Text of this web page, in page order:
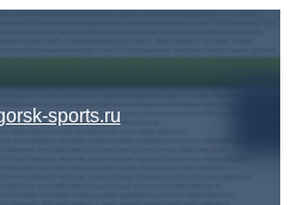
sports.ru